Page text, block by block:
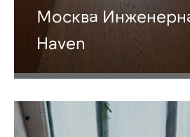
Москва
Haven